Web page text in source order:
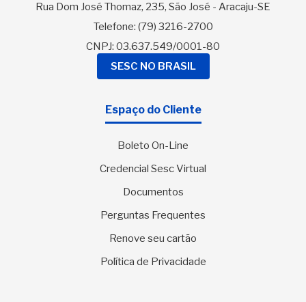
Rua Dom José Thomaz, 235, São José - Aracaju-SE
Telefone: (79) 3216-2700
CNPJ: 03.637.549/0001-80
SESC NO BRASIL
Espaço do Cliente
Boleto On-Line
Credencial Sesc Virtual
Documentos
Perguntas Frequentes
Renove seu cartão
Política de Privacidade